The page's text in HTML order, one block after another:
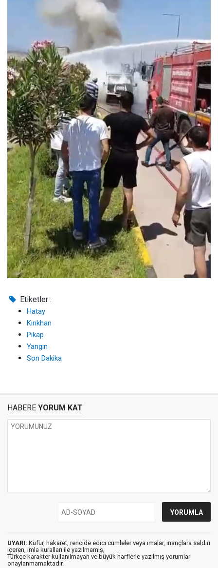
Etiketler :
Hatay
Kırıkhan
Pikap
Yangın
Son Dakika
HABERE YORUM KAT
UYARI: Küfür, hakaret, rencide edici cümleler veya imalar, inançlara saldırı
içeren, imla kuralları ile yazılmamış,
Türkçe karakter kullanılmayan ve büyük harflerle yazılmış yorumlar
onaylanmamaktadır.